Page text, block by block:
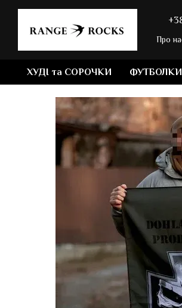
Перейти до основного контенту
Про
ХУДІ та СОРОЧКИ ФУТБОЛКИ